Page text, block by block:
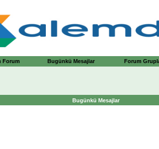
Forum Bugünkü Mesajlar Forum
Bugünkü Mesajlar